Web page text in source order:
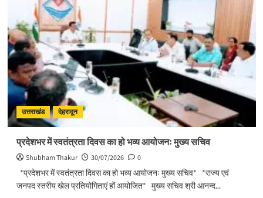
चरण
प्रक्षालन
के
साथ
देवभूमि
ने
किया
शिवभक्त
कांवड़ियों
का
अभिनंदन
उत्तराखंड देहरादून
प्रदेशभर में स्वतंत्रता दिवस का हो भव्य आयोजनः मुख्य सचिव
Shubham Thakur 30/07/2026
0
*प्रदेशभर में स्वतंत्रता दिवस का हो भव्य आयोजनः मुख्य सचिव* *राज्य एवं
जनपद स्तरीय खेल प्रतियोगिताएं हों आयोजित* मुख्य सचिव श्री आनन्द...